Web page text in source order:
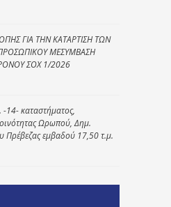
ΓΙΑ ΤΗΝ ΚΑΤΑΡΤΙΣΗ ΤΩΝ
ΜΕΣΥΜΒΑΣΗ
ΣΟΧ 1/2026
-14- καταστήματος,
Ωρωπού, Δημ.
Πρέβεζας εμβαδού 17,50 τ.μ.